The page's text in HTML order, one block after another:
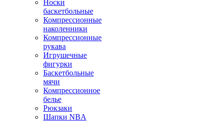
Носки
баскетбольные
Компрессионные
наколенники
Компрессионные
рукава
Игрушечные
фигурки
Баскетбольные
мячи
Компрессионное
белье
Рюкзаки
Шапки NBA